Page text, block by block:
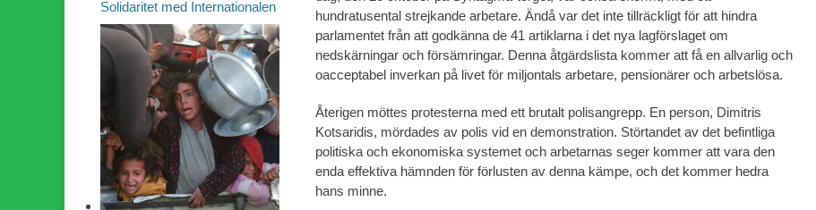
hundratusental strejkande arbetare. Ändå var det inte tillräckligt för att hindra
parlamentet från att godkänna de 41 artiklarna i det nya lagförslaget om
nedskärningar och försämringar. Denna åtgärdslista kommer att få en allvarlig och
oacceptabel inverkan på livet för miljontals arbetare, pensionärer och arbetslösa.
Återigen möttes protesterna med ett brutalt polisangrepp. En person, Dimitris
Kotsaridis, mördades av polis vid en demonstration. Störtandet av det befintliga
politiska och ekonomiska systemet och arbetarnas seger kommer att vara den
enda effektiva hämnden för förlusten av denna kämpe, och det kommer hedra
hans minne.
Solidaritet med Internationalen